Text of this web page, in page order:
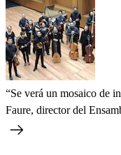
“Se verá un mosaico de
Faure, director del